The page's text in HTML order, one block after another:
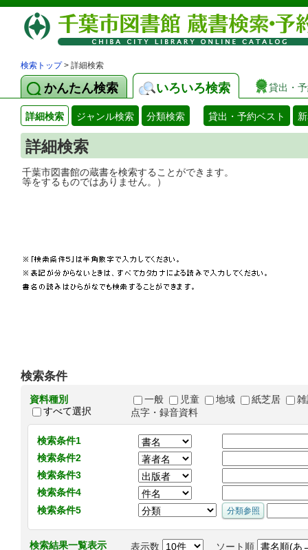
検索トップ> 詳細検索
かんたん検索 いろいろ検索 貸出・
詳細検索 ジャンル検索 分類検索 貸出・予約ベスト
詳細検索
千葉市図書館の蔵書を検索することがで
等をするものではありません。）
検索条件
資料種別
すべて選択
一般 児童 地域 紙芝居
点字・録音資料
検索条件1
検索条件2
検索条件3
検索条件4
検索条件5
検索結果一覧表示 表示数 ソート順